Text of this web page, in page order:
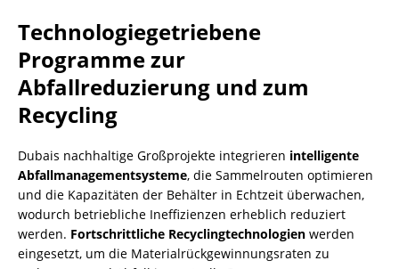
Technologiegetriebene
Programme zur
Abfallreduzierung und zum
Recycling
Dubais nachhaltige Großprojekte integrieren intelligente
Abfallmanagementsysteme, die Sammelrouten optimieren
und die Kapazitäten der Behälter in Echtzeit überwachen,
wodurch betriebliche Ineffizienzen erheblich reduziert
werden. Fortschrittliche Recyclingtechnologien werden
eingesetzt, um die Materialrückgewinnungsraten zu